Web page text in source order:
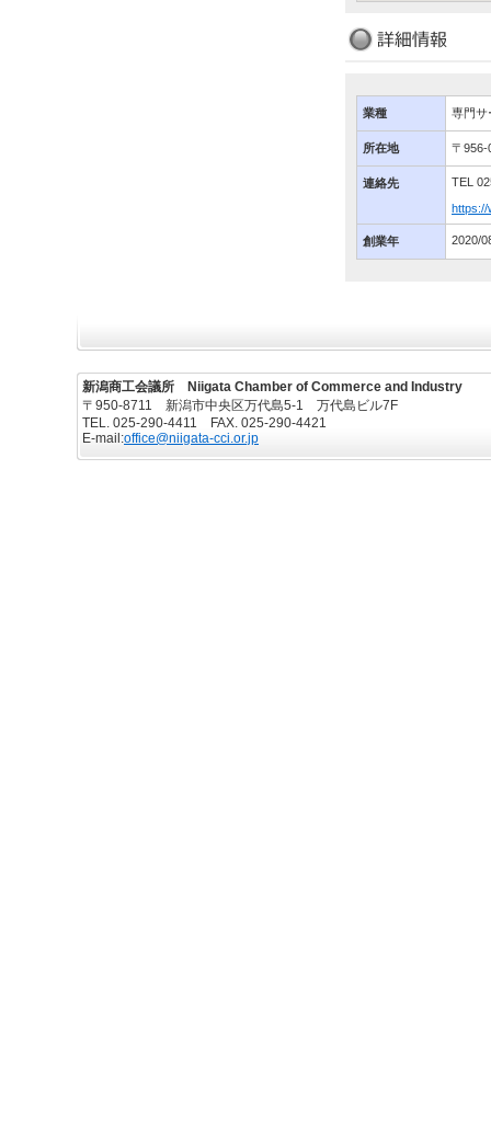
業種 専門サ
所在地 〒
連絡先
TEL
https://
創業年 2020/
新潟商工会議所 Niigata Chamber of Commerce and Industry
〒950-8711 新潟市中央区万代島5-1 万代島ビル7F
TEL. 025-290-4411 FAX. 025-290-4421
E-mail:office@niigata-cci.or.jp